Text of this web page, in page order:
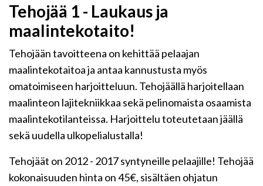
Tehojää 1 - Laukaus ja
maalintekotaito!
Tehojään tavoitteena on kehittää pelaajan
maalintekotaitoa ja antaa kannustusta myös
omatoimiseen harjoitteluun. Tehojäällä harjoitellaan
maalinteon lajitekniikkaa sekä pelinomaista osaamista
maalintekotilanteissa. Harjoittelu toteutetaan jäällä
sekä uudella ulkopelialustalla!
Tehojäät on 2012 - 2017 syntyneille pelaajille! Tehojää
kokonaisuuden hinta on 45€, sisältäen ohjatun